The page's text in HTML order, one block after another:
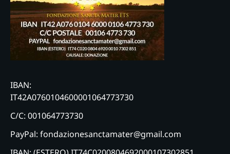
IBAN:
IT42A0760104600001064773730
C/C: 001064773730
PayPal: fondazionesanctamater@gmail.com